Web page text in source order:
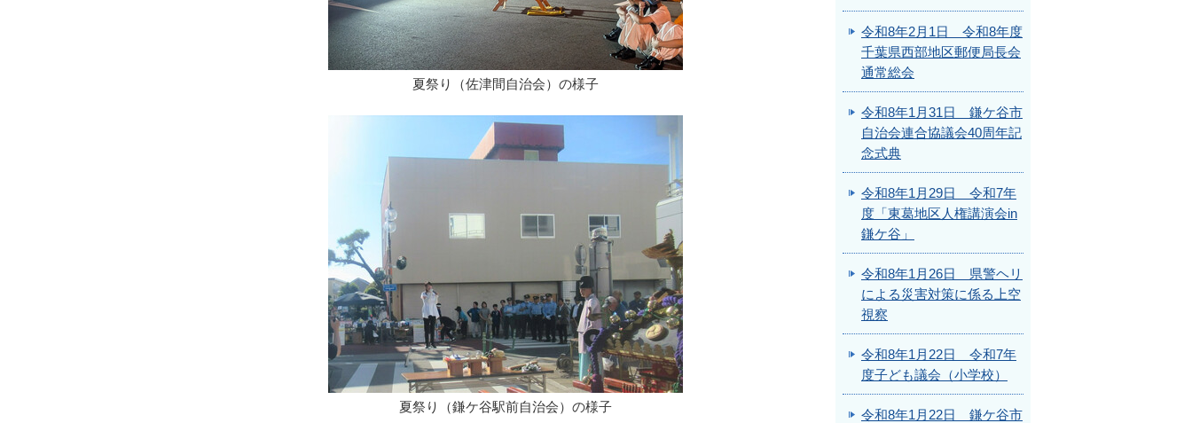
夏祭り（佐津間自治会）の様子
夏祭り（鎌ケ谷駅前自治会）の様子
令和8年2月1日 令和8年度
千葉県西部地区郵便局長会
通常総会
令和8年1月31日 鎌ケ谷市
自治会連合協議会40周年記
念式典
令和8年1月29日 令和7年
度「東葛地区人権講演会in
鎌ケ谷」
令和8年1月26日 県警ヘリ
による災害対策に係る上空
視察
令和8年1月22日 令和7年
度子ども議会（小学校）
令和8年1月22日 鎌ケ谷市